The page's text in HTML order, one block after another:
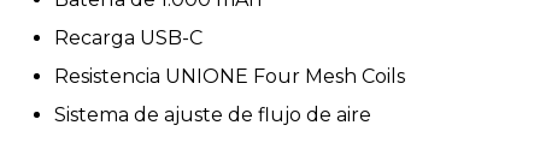
Recarga USB-C
Resistencia UNIONE Four Mesh Coils
Sistema de ajuste de flujo de aire